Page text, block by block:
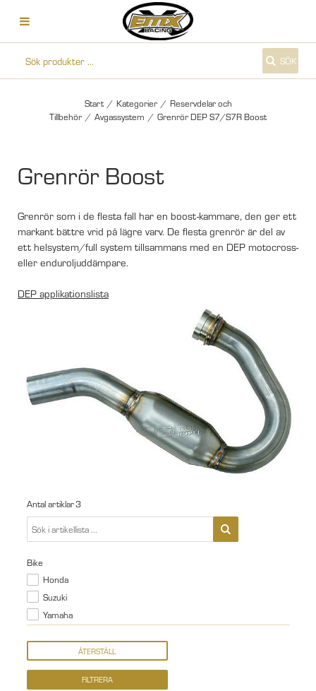
SÖK
Start / Kategorier / Reservdelar och
Tillbehör / Avgassystem / Grenrör DEP S7/S7R Boost
Grenrör Boost
Grenrör som i de flesta fall har en boost-kammare, den ger ett
markant bättre vrid på lägre varv. De flesta grenrör är del av
ett helsystem/full system tillsammans med en DEP motocross-
eller enduroljuddämpare.
DEP applikationslista
Antal artiklar3
Bike
Honda
Suzuki
Yamaha